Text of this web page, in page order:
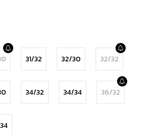
31/32 32/30 32/32
34/32 34/34 36/32